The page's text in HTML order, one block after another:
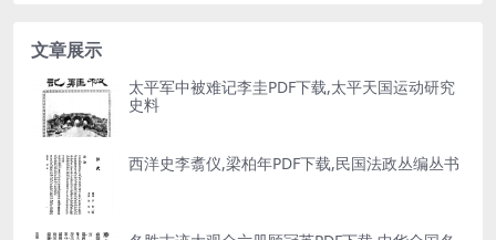
文章展示
太平军中被难记李圭PDF下载,太平天国运动研究
史料
西洋史李翥仪,梁柏年PDF下载,民国法政丛编丛书